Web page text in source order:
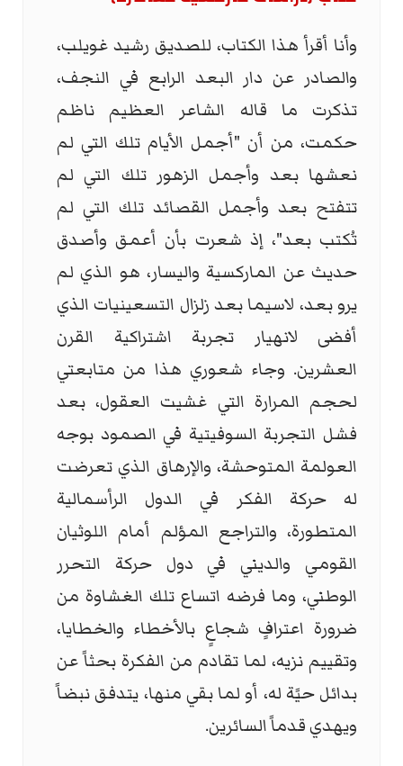
وأنا أقرأ هذا الكتاب، للصديق رشيد غويلب،
والصادر عن دار البعد الرابع في النجف،
تذكرت ما قاله الشاعر العظيم ناظم
حكمت، من أن "أجمل الأيام تلك التي لم
نعشها بعد وأجمل الزهور تلك التي لم
تتفتح بعد وأجمل القصائد تلك التي لم
تُكتب بعد"، إذ شعرت بأن أعمق وأصدق
حديث عن الماركسية واليسار، هو الذي لم
يرو بعد، لاسيما بعد زلزال التسعينيات الذي
أفضى لانهيار تجربة اشتراكية القرن
العشرين. وجاء شعوري هذا من متابعتي
لحجم المرارة التي غشيت العقول، بعد
فشل التجربة السوفيتية في الصمود بوجه
العولمة المتوحشة، والإرهاق الذي تعرضت
له حركة الفكر في الدول الرأسمالية
المتطورة، والتراجع المؤلم أمام اللوثيان
القومي والديني في دول حركة التحرر
الوطني، وما فرضه اتساع تلك الغشاوة من
ضرورة اعترافٍ شجاعٍ بالأخطاء والخطايا،
وتقييم نزيه، لما تقادم من الفكرة بحثاً عن
بدائل حيًة له، أو لما بقي منها، يتدفق نبضاً
ويهدي قدماً السائرين.